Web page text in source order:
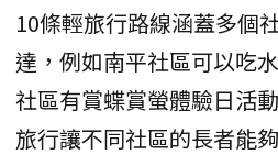
10條輕旅行路線涵蓋多個
達，例如南平社區可以吃
社區有賞蝶賞螢體驗日活
旅行讓不同社區的長者能